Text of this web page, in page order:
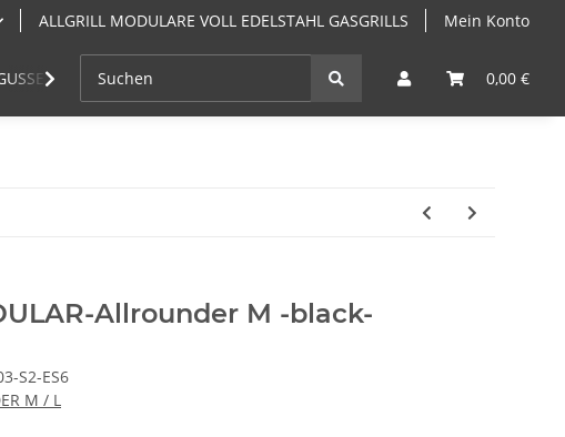
ALLGRILL MODULARE VOLL EDELSTAHL GASGRILLS Mein Konto
0,00 €
ANGEBOTE GRILLKURSE & GRILLSEMINARE
Allrounder M -black-
S2-ES6
M / L